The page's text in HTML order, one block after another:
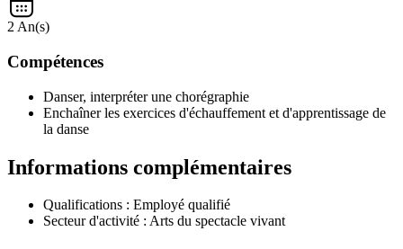
2 An(s)
Compétences
Danser, interpréter une chorégraphie
Enchaîner les exercices d'échauffement et d'apprentissage de
la danse
Informations complémentaires
Qualifications : Employé qualifié
Secteur d'activité : Arts du spectacle vivant